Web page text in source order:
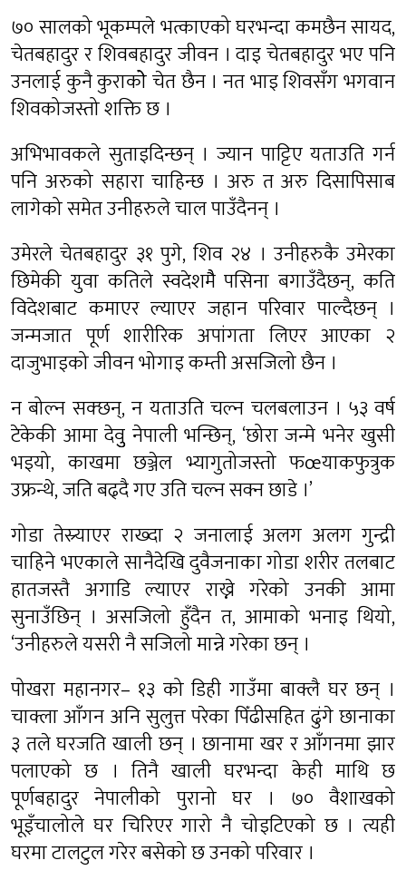
७० सालको भूकम्पले भत्काएको घरभन्दा कमछैन सायद,
चेतबहादुर र शिवबहादुर जीवन । दाइ चेतबहादुर भए पनि
उनलाई कुनै कुराकोे चेत छैन । नत भाइ शिवसँग भगवान
शिवकोजस्तो शक्ति छ ।
अभिभावकले सुताइदिन्छन् । ज्यान पाट्टिए यताउति गर्न
पनि अरुको सहारा चाहिन्छ । अरु त अरु दिसापिसाब
लागेको समेत उनीहरुले चाल पाउँदैनन् ।
उमेरले चेतबहादुर ३१ पुगे, शिव २४ । उनीहरुकै उमेरका
छिमेकी युवा कतिले स्वदेशमैै पसिना बगाउँदैछन्, कति
विदेशबाट कमाएर ल्याएर जहान परिवार पाल्दैछन् ।
जन्मजात पूर्ण शारीरिक अपांगता लिएर आएका २
दाजुभाइको जीवन भोगाइ कम्ती असजिलो छैन ।
न बोल्न सक्छन्, न यताउति चल्न चलबलाउन । ५३ वर्ष
टेकेकी आमा देवुु नेपाली भन्छिन्, ‘छोरा जन्मे भनेर खुसी
भइयो, काखमा छञ्जेल भ्यागुतोजस्तो फœयाकफुत्रुक
उफ्रन्थे, जति बढ्दै गए उति चल्न सक्न छाडे ।’
गोडा तेस्र्याएर राख्दा २ जनालाई अलग अलग गुन्द्री
चाहिने भएकाले सानैदेखि दुवैजनाका गोडा शरीर तलबाट
हातजस्तै अगाडि ल्याएर राख्ने गरेको उनकी आमा
सुनाउँछिन् । असजिलो हुँदैन त, आमाको भनाइ थियो,
‘उनीहरुले यसरी नै सजिलो मान्ने गरेका छन् ।
पोखरा महानगर– १३ को डिही गाउँमा बाक्लै घर छन् ।
चाक्ला आँगन अनि सुलुत्त परेका पिँढीसहित ढुंगे छानाका
३ तले घरजति खाली छन् । छानामा खर र आँगनमा झार
पलाएको छ । तिनै खाली घरभन्दा केही माथि छ
पूर्णबहादुर नेपालीको पुरानो घर । ७० वैशाखको
भूइँचालोले घर चिरिएर गारो नै चोइटिएको छ । त्यही
घरमा टालटुल गरेर बसेको छ उनको परिवार ।